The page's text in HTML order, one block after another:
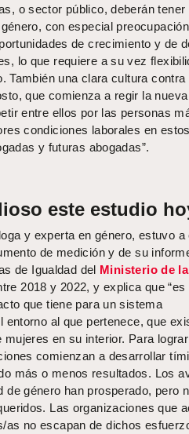
o sector público, deberán tener
con especial
de crecimiento y de
lo que requiere a su vez
También una clara cultura
que comienza a regir la
entre ellos por las personas
condiciones laborales en
y futuras abogadas”.
este estudio
y experta en género, estuvo a
de medición y de su
de Igualdad del Ministerio de
2018 y 2022, y explica que
que tiene para un sistema
entorno al que pertenece, que
mujeres en su interior. Para
comienzan a desarrollar
más o menos resultados. Los
de género han prosperado, pero
Las organizaciones que
as no escapan de dichos